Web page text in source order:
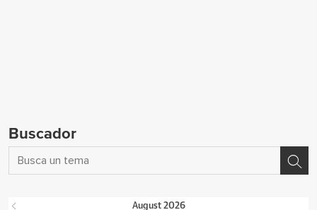
Buscador
August 2026